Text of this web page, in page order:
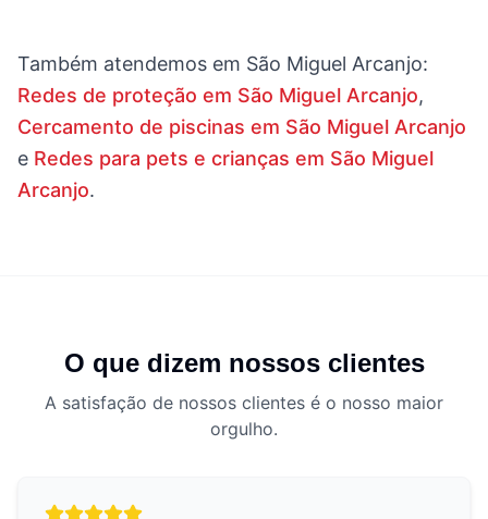
Também atendemos em São Miguel Arcanjo:
Redes de proteção em São Miguel Arcanjo,
Cercamento de piscinas em São Miguel Arcanjo
e Redes para pets e crianças em São Miguel
Arcanjo.
O que dizem nossos clientes
A satisfação de nossos clientes é o nosso maior
orgulho.